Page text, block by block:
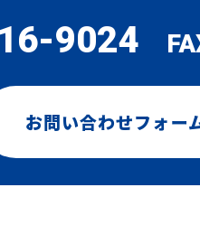
9024
お問い合わせフォー